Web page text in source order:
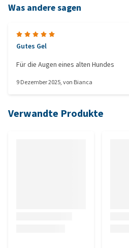
Was andere sagen
Gutes Gel
Für die Augen eines alten Hundes
9 Dezember 2025, von Bianca
Verwandte Produkte